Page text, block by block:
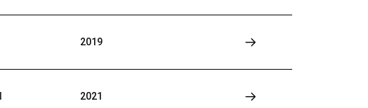
2019
2021